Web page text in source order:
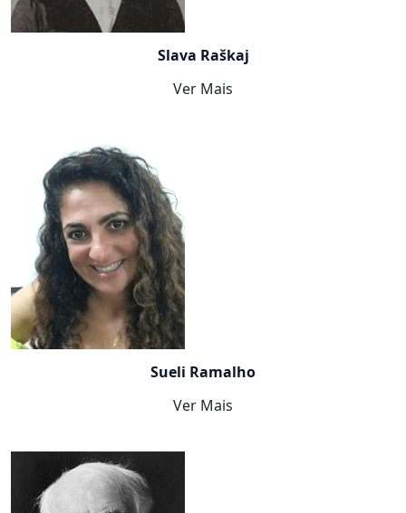
Slava Raškaj
Ver Mais
Sueli Ramalho
Ver Mais